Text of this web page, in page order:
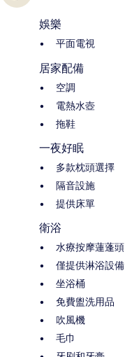
娛樂
平面電視
居家配備
空調
電熱水壺
拖鞋
一夜好眠
多款枕頭選擇
隔音設施
提供床單
衛浴
水療按摩蓮蓬頭
僅提供淋浴設備
坐浴桶
免費盥洗用品
吹風機
毛巾